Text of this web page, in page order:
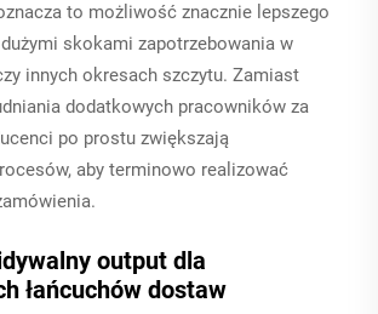
to możliwość znacznie lepszego
skokami zapotrzebowania w
innych okresach szczytu. Zamiast
dodatkowych pracowników za
po prostu zwiększają
aby terminowo realizować
output dla
łańcuchów dostaw